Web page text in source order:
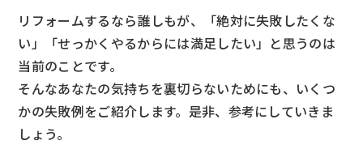
リフォームするなら誰しもが、「絶対に失敗したくな
い」「せっかくやるからには満足したい」と思うのは
当前のことです。
そんなあなたの気持ちを裏切らないためにも、いくつ
かの失敗例をご紹介します。是非、参考にしていきま
しょう。